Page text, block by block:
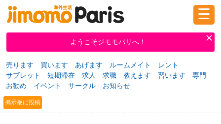
ログイン 新規登録
掲示板 タウン情報 教えて！
ニュース イベント 求人
☰
ようこそジモモパリへ！
売ります 買います あげます ルームメイト
レント
サブレット
短期滞在 求人 求職 教えます 習います
専門
お勧め
イベント サークル お知らせ
掲示板に投稿